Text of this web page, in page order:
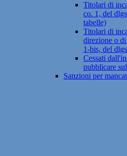
Titolari di
co. 1, del
tabelle)
Titolari di
direzione o
1-bis, del
Cessati
pubblicare
Sanzioni per